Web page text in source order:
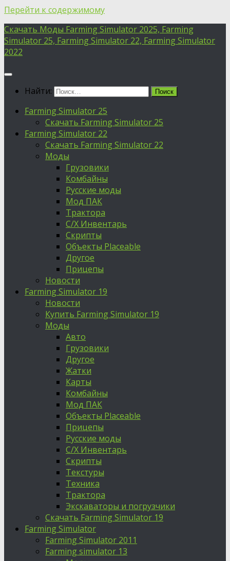
Перейти к содержимому
Скачать Моды Farming Simulator 2025, Farming
Simulator 25, Farming Simulator 22, Farming Simulator
2022
Найти:
Farming Simulator 25
Скачать Farming Simulator 25
Farming Simulator 22
Скачать Farming Simulator 22
Моды
Грузовики
Комбайны
Русские моды
Мод ПАК
Трактора
С/Х Инвентарь
Скрипты
Объекты Placeable
Другое
Прицепы
Новости
Farming Simulator 19
Новости
Купить Farming Simulator 19
Моды
Авто
Грузовики
Другое
Жатки
Карты
Комбайны
Мод ПАК
Объекты Placeable
Прицепы
Русские моды
С/Х Инвентарь
Скрипты
Текстуры
Техника
Трактора
Экскаваторы и погрузчики
Скачать Farming Simulator 19
Farming Simulator
Farming Simulator 2011
Farming simulator 13